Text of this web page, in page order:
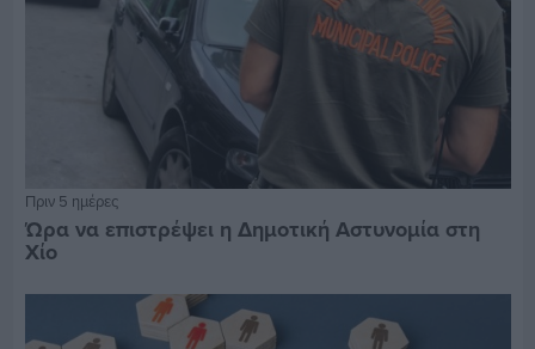
Πριν 5 ημέρες
Ώρα να επιστρέψει η Δημοτική Αστυνομία στη
Χίο